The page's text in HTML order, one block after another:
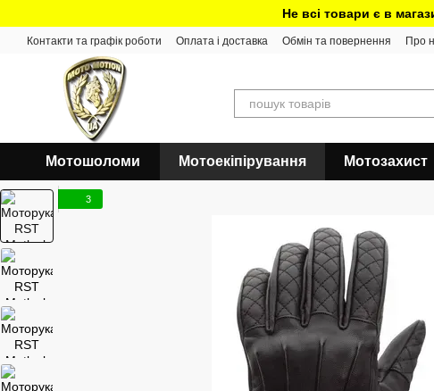
Не всі товари є в
Контакти та графік роботи Оплата і доставка Обмін та повернення Про
Мотошоломи Мотоекіпірування Мотозахист
3